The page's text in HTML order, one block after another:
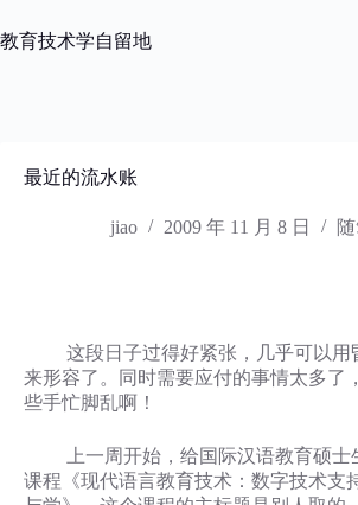
过
教育技术学自留地
最近的流水账
jiao 2009 年 11 月 8 日
这段日子过得好紧张，几乎可以用
来形容了。同时需要应付的事情太多了
些手忙脚乱啊！
上一周开始，给国际汉语教育硕士
课程《现代语言教育技术：数字技术支